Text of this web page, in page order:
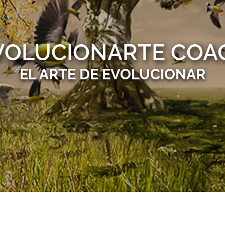
EL ARTE DE EVOLUCIONAR